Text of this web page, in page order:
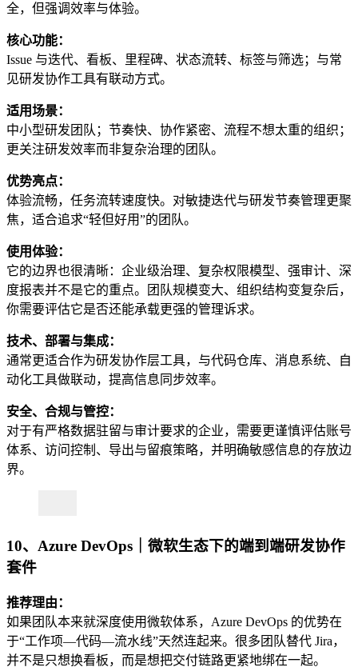
全，但强调效率与体验。
核心功能：
Issue 与迭代、看板、里程碑、状态流转、标签与筛选；与常
见研发协作工具有联动方式。
适用场景：
中小型研发团队；节奏快、协作紧密、流程不想太重的组织；
更关注研发效率而非复杂治理的团队。
优势亮点：
体验流畅，任务流转速度快。对敏捷迭代与研发节奏管理更聚
焦，适合追求“轻但好用”的团队。
使用体验：
它的边界也很清晰：企业级治理、复杂权限模型、强审计、深
度报表并不是它的重点。团队规模变大、组织结构变复杂后，
你需要评估它是否还能承载更强的管理诉求。
技术、部署与集成：
通常更适合作为研发协作层工具，与代码仓库、消息系统、自
动化工具做联动，提高信息同步效率。
安全、合规与管控：
对于有严格数据驻留与审计要求的企业，需要更谨慎评估账号
体系、访问控制、导出与留痕策略，并明确敏感信息的存放边
界。
10、Azure DevOps｜微软生态下的端到端研发协作
套件
推荐理由：
如果团队本来就深度使用微软体系，Azure DevOps 的优势在
于“工作项—代码—流水线”天然连起来。很多团队替代 Jira，
并不是只想换看板，而是想把交付链路更紧地绑在一起。